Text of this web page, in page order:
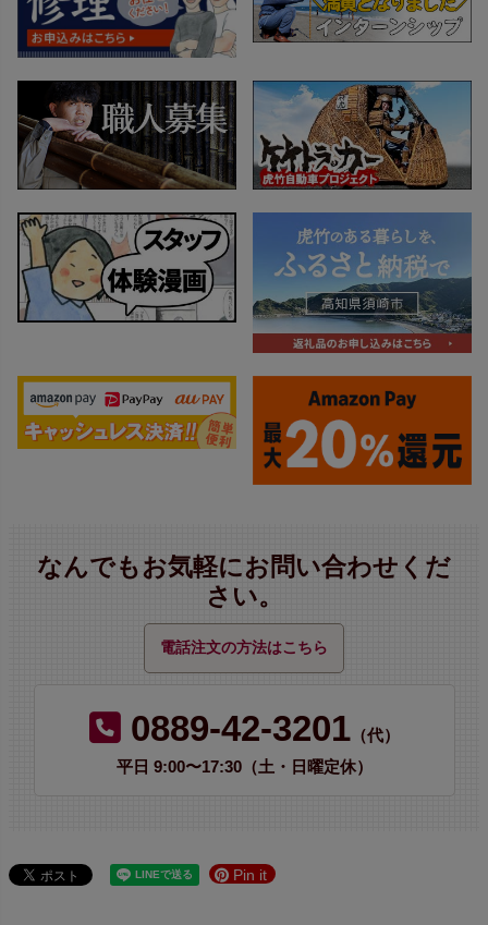
なんでもお気軽にお問い合わせくだ
さい。
電話注文の方法はこちら
0889-42-3201（代）
平日 9:00〜17:30（土・日曜定休）
Pin it